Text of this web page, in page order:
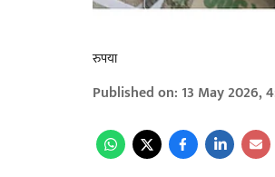
रुपया
Published on: 13 May 2026,